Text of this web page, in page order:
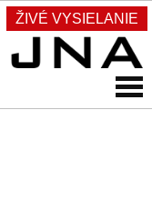
ŽIVÉ VYSIELANIE